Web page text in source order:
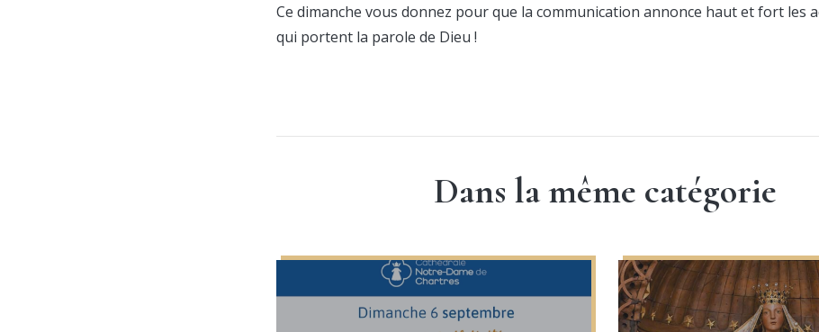
Ce dimanche vous donnez pour que la communication annonce haut et fort les
qui portent la parole de Dieu !
Dans la même catégorie